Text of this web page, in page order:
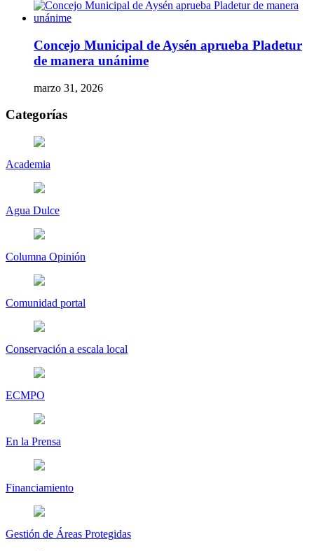
Concejo Municipal de Aysén aprueba Pladetur
de manera unánime
marzo 31, 2026
Categorías
Academia
Agua Dulce
Columna Opinión
Comunidad portal
Conservación a escala local
ECMPO
En la Prensa
Financiamiento
Gestión de Áreas Protegidas